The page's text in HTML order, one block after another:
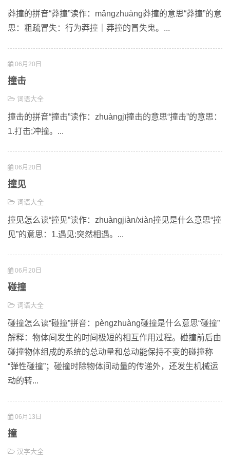
莽撞的拼音“莽撞”读作：mǎngzhuàng莽撞的意思“莽撞”的意
思：粗疏冒失：行为莽撞｜莽撞的冒失鬼。...
06月20日
撞击
词语大全
撞击的拼音“撞击”读作：zhuàngjī撞击的意思“撞击”的意思：
1.打击;冲撞。...
06月20日
撞见
词语大全
撞见怎么读“撞见”读作：zhuàngjiàn/xiàn撞见是什么意思“撞
见”的意思：1.遇见;突然相遇。...
06月20日
碰撞
词语大全
碰撞怎么读“碰撞”拼音：pèngzhuàng碰撞是什么意思“碰撞”
解释：物体间发生的时间极短的相互作用过程。碰撞前后由
碰撞物体组成的系统的总动量和总动能保持不变的碰撞称
“弹性碰撞”；碰撞时除物体间动量的传递外，还发生机械运
动的转...
06月13日
撞
汉字大全